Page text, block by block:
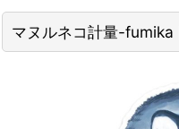
マヌルネコ計量-fumika